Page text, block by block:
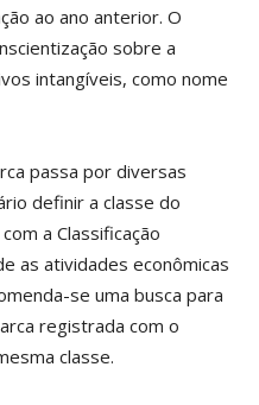
ao ano anterior. O
sobre a
intangíveis, como nome
passa por diversas
definir a classe do
a Classificação
as atividades econômicas
se uma busca para
registrada com o
classe.